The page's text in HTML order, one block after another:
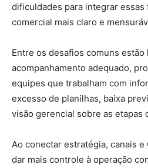
dificuldades para integrar
comercial mais claro e
Entre os desafios comuns
acompanhamento adequado,
equipes que trabalham com
excesso de planilhas, baixa
visão gerencial sobre as etapas
Ao conectar estratégia, canais e
dar mais controle à operação